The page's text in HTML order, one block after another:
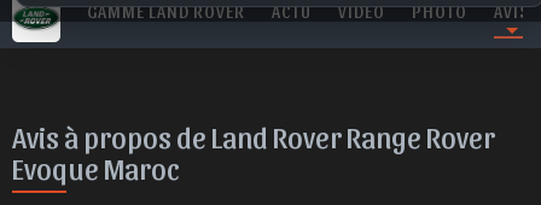
GAMME LAND ROVER ACTU VIDEO PHOTO AVIS
Avis à propos de Land Rover Range Rover
Evoque Maroc